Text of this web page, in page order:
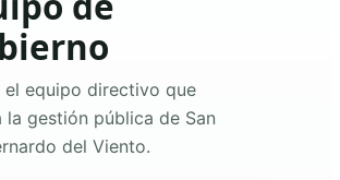
el equipo directivo que
la gestión pública de San
del Viento.